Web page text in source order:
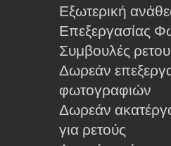
Εξωτερική
Επεξεργασίας
Συμβουλές
Δωρεάν
φωτογραφιών
Δωρεάν
για ρετούς